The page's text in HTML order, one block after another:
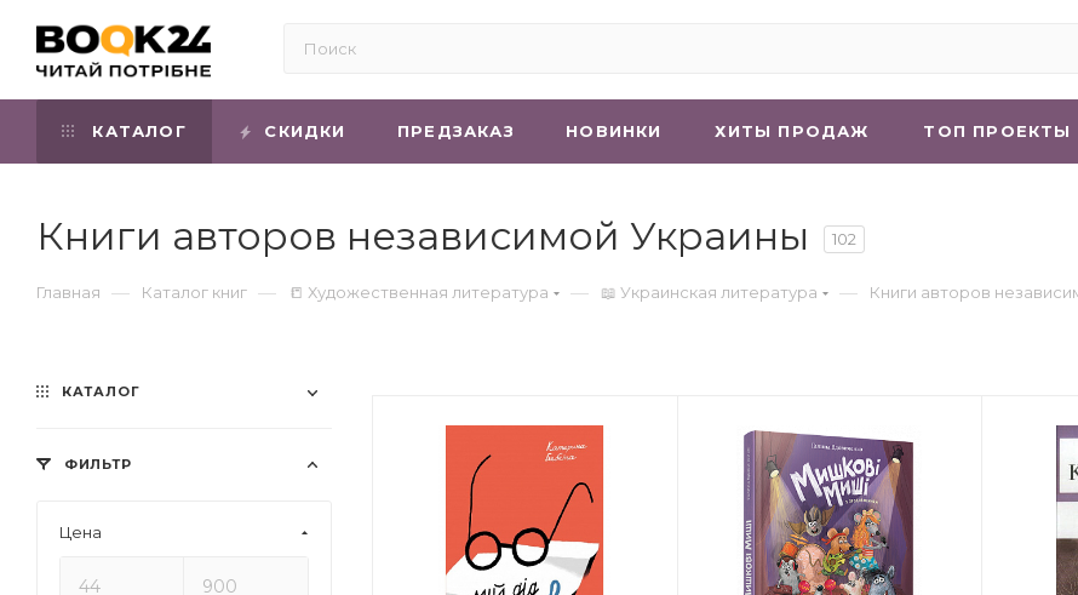
КАТАЛОГ СКИДКИ ПРЕДЗАКАЗ НОВИНКИ ХИТЫ ПРОДАЖ ТОП ПРОЕКТЫ
Книги авторов независимой Украины 102
Главная — Каталог книг — 📒 Художественная литература — 📖 Украинская литература — Книги авторов
КАТАЛОГ
ФИЛЬТР
Цена